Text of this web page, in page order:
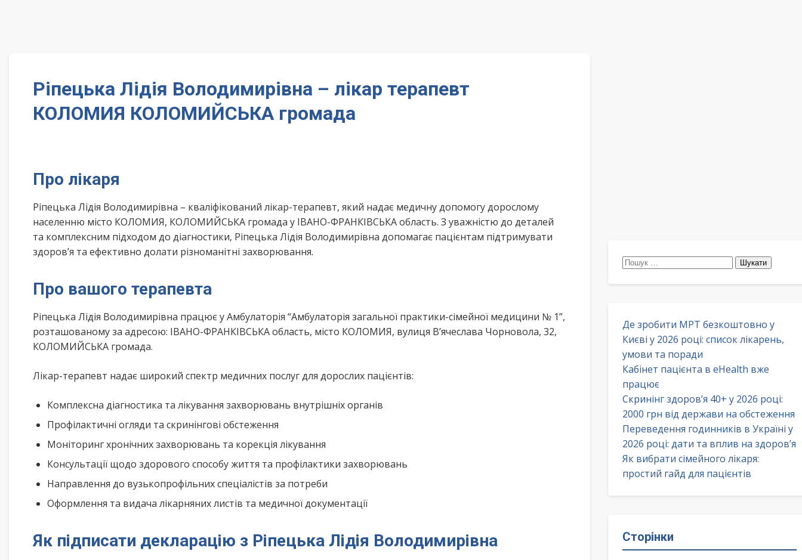
Ріпецька Лідія Володимирівна – лікар терапевт
КОЛОМИЯ КОЛОМИЙСЬКА громада
Про лікаря
Ріпецька Лідія Володимирівна – кваліфікований лікар-терапевт, який надає медичну допомогу дорослому
населенню місто КОЛОМИЯ, КОЛОМИЙСЬКА громада у ІВАНО-ФРАНКІВСЬКА область. З уважністю до деталей
та комплексним підходом до діагностики, Ріпецька Лідія Володимирівна допомагає пацієнтам підтримувати
здоров’я та ефективно долати різноманітні захворювання.
Про вашого терапевта
Ріпецька Лідія Володимирівна працює у Амбулаторія “Амбулаторія загальної практики-сімейної медицини № 1”,
розташованому за адресою: ІВАНО-ФРАНКІВСЬКА область, місто КОЛОМИЯ, вулиця В’ячеслава Чорновола, 32,
КОЛОМИЙСЬКА громада.
Лікар-терапевт надає широкий спектр медичних послуг для дорослих пацієнтів:
Комплексна діагностика та лікування захворювань внутрішніх органів
Профілактичні огляди та скринінгові обстеження
Моніторинг хронічних захворювань та корекція лікування
Консультації щодо здорового способу життя та профілактики захворювань
Направлення до вузькопрофільних спеціалістів за потреби
Оформлення та видача лікарняних листів та медичної документації
Як підписати декларацію з Ріпецька Лідія Володимирівна
Пошук:
Де зробити МРТ безкоштовно у
Києві у 2026 році: список лікарень,
умови та поради
Кабінет пацієнта в eHealth вже
працює
Скринінг здоров’я 40+ у 2026 році:
2000 грн від держави на обстеження
Переведення годинників в Україні у
2026 році: дати та вплив на здоров’я
Як вибрати сімейного лікаря:
простий гайд для пацієнтів
Сторінки